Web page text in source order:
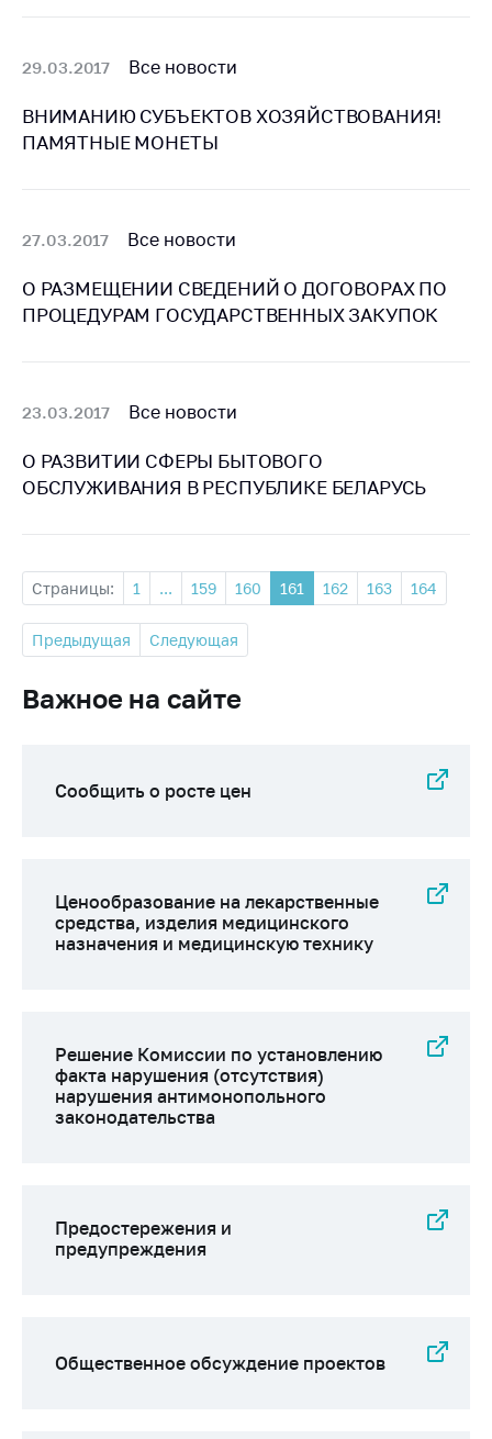
29.03.2017 Все новости
ВНИМАНИЮ СУБЪЕКТОВ ХОЗЯЙСТВОВАНИЯ!
ПАМЯТНЫЕ МОНЕТЫ
27.03.2017 Все новости
О РАЗМЕЩЕНИИ СВЕДЕНИЙ О ДОГОВОРАХ ПО
ПРОЦЕДУРАМ ГОСУДАРСТВЕННЫХ ЗАКУПОК
23.03.2017 Все новости
О РАЗВИТИИ СФЕРЫ БЫТОВОГО
ОБСЛУЖИВАНИЯ В РЕСПУБЛИКЕ БЕЛАРУСЬ
Страницы: 1 ... 159 160 161 162 163 164
Предыдущая Следующая
Важное на сайте
Сообщить о росте цен
Ценообразование на лекарственные
средства, изделия медицинского
назначения и медицинскую технику
Решение Комиссии по установлению
факта нарушения (отсутствия)
нарушения антимонопольного
законодательства
Предостережения и
предупреждения
Общественное обсуждение проектов